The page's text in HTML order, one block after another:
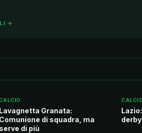
→
Lavagnetta Granata:
Comunione di squadra, ma
serve di più
CALCIO